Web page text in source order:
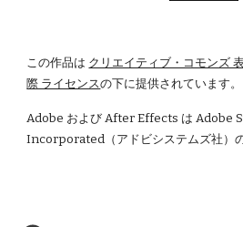
この作品は クリエイティブ・コモンズ
際 ライセンスの下に提供されています。
Adobe および After Effects は Adobe
Incorporated（アドビシステムズ社）の